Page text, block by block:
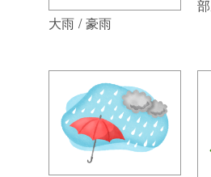
大雨 / 豪雨